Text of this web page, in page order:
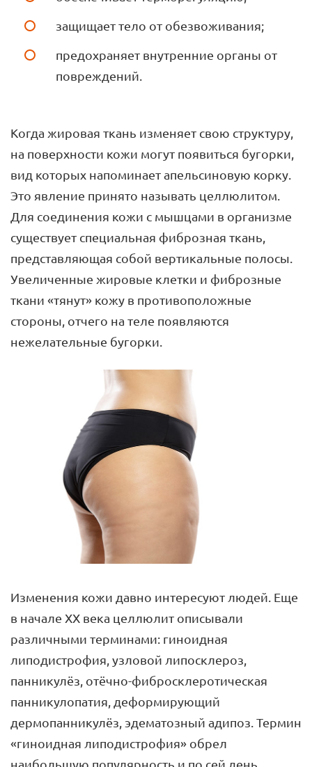
защищает тело от обезвоживания;
предохраняет внутренние органы от
повреждений.
Когда жировая ткань изменяет свою структуру,
на поверхности кожи могут появиться бугорки,
вид которых напоминает апельсиновую корку.
Это явление принято называть целлюлитом.
Для соединения кожи с мышцами в организме
существует специальная фиброзная ткань,
представляющая собой вертикальные полосы.
Увеличенные жировые клетки и фиброзные
ткани «тянут» кожу в противоположные
стороны, отчего на теле появляются
нежелательные бугорки.
Изменения кожи давно интересуют людей. Еще
в начале XX века целлюлит описывали
различными терминами: гиноидная
липодистрофия, узловой липосклероз,
панникулёз, отёчно-фибросклеротическая
панникулопатия, деформирующий
дермопанникулёз, эдематозный адипоз. Термин
«гиноидная липодистрофия» обрел
наибольшую популярность и по сей день